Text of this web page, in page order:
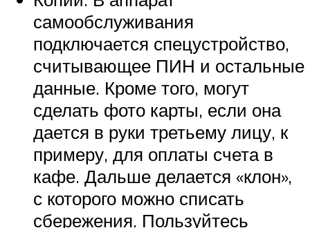
самообслуживания
подключается спецустройство,
считывающее ПИН и остальные
данные. Кроме того, могут
сделать фото карты, если она
дается в руки третьему лицу, к
примеру, для оплаты счета в
кафе. Дальше делается «клон»,
с которого можно списать
сбережения. Пользуйтесь